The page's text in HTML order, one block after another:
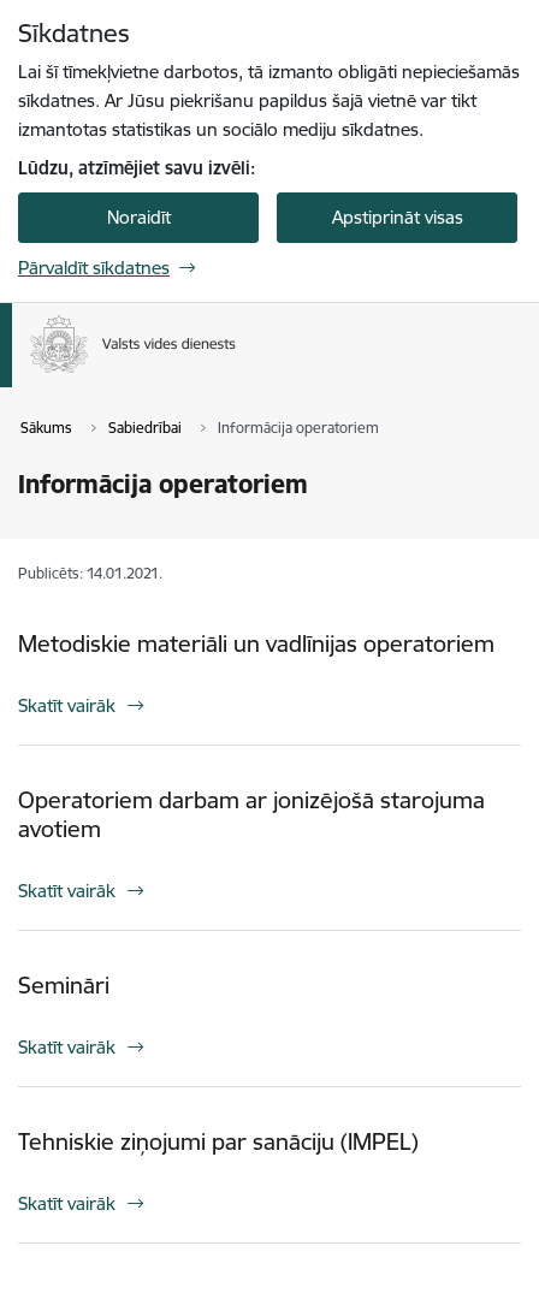
Sīkdatnes
Lai šī tīmekļvietne darbotos, tā izmanto obligāti nepieciešamās
sīkdatnes. Ar Jūsu piekrišanu papildus šajā vietnē var tikt
izmantotas statistikas un sociālo mediju sīkdatnes.
Lūdzu, atzīmējiet savu izvēli:
Noraidīt Apstiprināt visas
Pārvaldīt sīkdatnes
Sākums Sabiedrībai Informācija operatoriem
Informācija operatoriem
Publicēts: 14.01.2021.
Metodiskie materiāli un vadlīnijas operatoriem
Skatīt vairāk
Operatoriem darbam ar jonizējošā starojuma
avotiem
Skatīt vairāk
Semināri
Skatīt vairāk
Tehniskie ziņojumi par sanāciju (IMPEL)
Skatīt vairāk